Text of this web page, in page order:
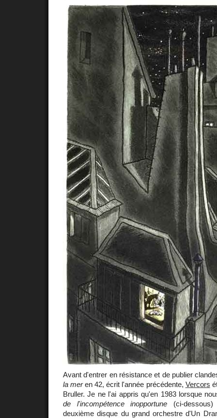
Avant d'entrer en résistance et de publier
la meren 42, écrit l'année précédente, Vercors
Bruller. Je ne l'ai appris qu'en 1983 lorsque
de l'incompétence inopportune (ci-
deuxième disque du grand orchestre d'Un